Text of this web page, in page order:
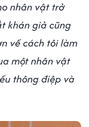
nhân vật trở
khán giả cũng
về cách tôi làm
một nhân vật
thông điệp và